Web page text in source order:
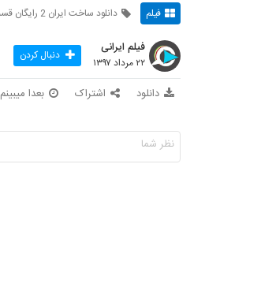
فیلم دانلود ساخت ایران 2 رایگان قسمت پانزدهم 15
فیلم ایرانی
۲۲ مرداد ۱۳۹۷ دنبال کردن
دانلود اشتراک بعدا میبینم